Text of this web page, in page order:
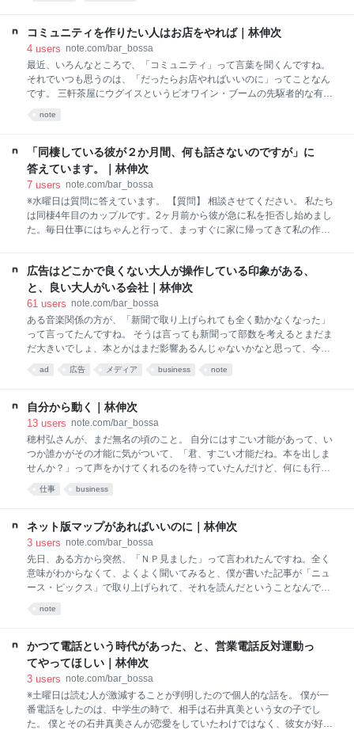
あります。 その次は内装費がかかります。普通、ちゃんとした設計の先
生に依頼すると、１店舗に１千万円かかると言われています。 コーヒー
ハウス・ニシヤさんっていう有名店がありますが、そちらは内装外装で
１千２百万円かかったそうですが、雑誌の撮影とかで１回５万円で貸し
ていて月に２０万円の売り上げがあるそうです。 内装、安く、でもお洒
です。「内装費に３００万
コミュニティを作りたい人はお店をやれば｜林伸次
4 users note.com/bar_bossa
最近、いろんなところで、「コミュニティ」って言葉を聞くんですね。
それでいつも思うのは、「だったらお店やればいいのに」ってことなん
です。 三軒茶屋にウグイスというビオワイン・ブームの先駆者的な有名
ば、都内のちょっと外した場所とか、ビルの３階とかで、３００万円あ
ればお店って始められるんです。 ３００万円って、今の人たちならクラ
ウド・ファンディングで簡単に集められそうですよね。 さらに、「お酒
を出すのに資格が必要」とか色々とみなさん誤解しているのですが、食
品衛生責任者っていうのをとって（たしか二日間の講習でとれます）、
保健所に許可をもらえれば、日本って誰でも飲食店、始められるんで
す。 ※ ちなみに、「
note
「同棲している彼が２か月間、何も話さないのですが」に
答えています。｜林伸次
7 users note.com/bar_bossa
※水曜日は質問に答えています。 【質問】 相談させてください。 私たち
は同棲4年目のカップルです。2ヶ月前から彼が急に私を拒否し始めまし
た。毎日仕事にはちゃんと行って、まっすぐに家に帰ってきて私の作っ
何を聞いても、何を誘っても何も答えてくれません。逆にキレたり怒っ
たりもすることも一切なく、ただただ一生懸命黙って、動かないでいま
す。 こんな時はどうしたらいいのでしょうか。彼が何か結論を出すのな
らそれを待とうとは思うのですがなかなかで…。いっそのこと思わず笑
ってしまうようなことでも言って、笑わせてあげることができたら、彼
も動きやすくなるのかなとか、私が怒ることで何か言いやすくなるのか
か？ 【答え】 同棲４
広告はどこかで良くない大人が操作している印象がある、
と、良い大人がいる会社｜林伸次
61 users note.com/bar_bossa
ある音楽関係の方が、「新聞で取り上げられても全く動かなくなった」
って言ってたんですね。 そうは言っても新聞って部数を考えるとまだま
だ大きいでしょ、本とかはまだ影響あるんじゃないかなと思って、今度
は出版関係の人に聞いてみたら、「ほんとダメです。広告で動くのは健
康とかシニア世代向けの本だけ」ってことなんです。 「じゃあテレビ
面白かったって言ってくれたら動くけど、広告だなって感じの露出の仕
方だとほとんど動かない」ということらしいんです。 それで、いろんな
業界の方に聞いてみると、もうマスメディアで商品を露出させて、それ
で消費者に「これ、買いたい！」って思わせるのって、かなり難しいら
しいんです。 ある食品会社の方によると、「商品を思い出してもらうた
商品もあったよな」って心の
ad 広告 メディア business note
自分から動く｜林伸次
13 users note.com/bar_bossa
穂村弘さんが、まだ無名の頃のこと。 自分にはすごい才能があって、い
つか誰かがその才能に気がついて、「君、すごい才能だね。本を出しま
せんか？」って声をかけてくれるのを待っていたんだけど、何にも行動
してなくて、そんな奇跡が起きるわけもなく、それで、自費出版で本を
出した。その本を高橋源一郎が読んでくれて、大絶賛してくれて、そこ
づいてくれない。というようなことを書いていたんですね（うろ覚えで
す。細かいところ間違ってたらごめんなさい）。 こういう、「自分はす
ごい才能があるから、いつか誰かがそれに気がついて、向こうから、
『君、すごい才能だね。作品にしませんか』って言ってくるはずだ」っ
て思いこんでしまうことってよくありますよね。 そんなことってめった
す。 色んな出版社に連絡し
仕事 business
ネット版マップがあればいいのに｜林伸次
3 users note.com/bar_bossa
先日、ある方から突然、「ＮＰ見ました」って言われたんですね。全く
意味がわからなくて、よくよく聞いてみると、僕が書いた記事が「ニュ
ース・ピックス」で取り上げられて、それを読んだということなんで
んと、ネット事情はうといんですね。 ※ 先日、最所あさみさんが、こう
いう記事を書いて、すごくシェアされていましたよね。 これの「ネット
版」を誰か作ってほしいなって思うんです。 例えば僕、cakesで連載し
ているのは、加藤貞顕さんが、bar bossaの１０年前からの常連で、たま
たま声をかけてくれたからなんです。 加藤さんが違うプラットフォーム
を立ち上げてたら、そこで書いたはずだし、そのプラットフ
note
かつて電話という時代があった、と、営業電話反対運動っ
てやってほしい｜林伸次
3 users note.com/bar_bossa
※土曜日は読む人が激減することが判明したので個人的な話を。 僕が一
番電話をしたのは、中学生の時で、相手は石井真美という女の子でし
た。 僕とその石井真美さんが恋愛をしていたわけではなく、彼女が好き